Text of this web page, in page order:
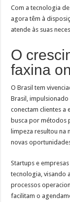
Com a tecnologia
agora têm à
atende às suas
O
faxina
O Brasil tem
Brasil,
conectam clientes a
busca por métodos
limpeza resultou na
novas
Startups e
tecnologia, visando
processos
facilitam o